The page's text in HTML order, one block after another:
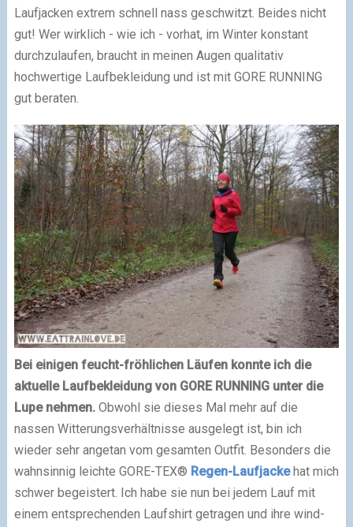
Laufjacken extrem schnell nass geschwitzt. Beides nicht
gut! Wer wirklich - wie ich - vorhat, im Winter konstant
durchzulaufen, braucht in meinen Augen qualitativ
hochwertige Laufbekleidung und ist mit GORE RUNNING
gut beraten.
Bei einigen feucht-fröhlichen Läufen konnte ich die
aktuelle Laufbekleidung von GORE RUNNING unter die
Lupe nehmen.Obwohl sie dieses Mal mehr auf die
nassen Witterungsverhältnisse ausgelegt ist, bin ich
wieder sehr angetan vom gesamten Outfit. Besonders die
wahnsinnig leichte GORE-TEX® Regen-Laufjackehat mich
schwer begeistert. Ich habe sie nun bei jedem Lauf mit
einem entsprechenden Laufshirt getragen und ihre wind-